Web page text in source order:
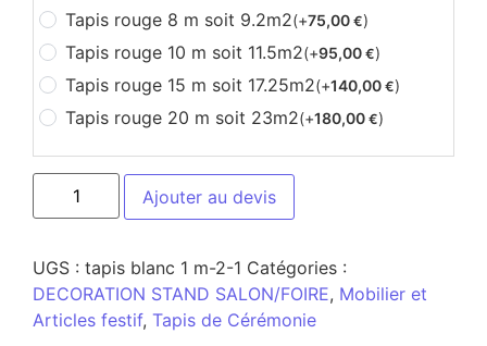
Tapis rouge 8 m soit 9.2m2(+75,00 €)
Tapis rouge 10 m soit 11.5m2(+95,00 €)
Tapis rouge 15 m soit 17.25m2(+140,00 €)
Tapis rouge 20 m soit 23m2(+180,00 €)
Ajouter au devis
UGS : tapis blanc 1 m-2-1 Catégories :
DECORATION STAND SALON/FOIRE, Mobilier et
Articles festif, Tapis de Cérémonie